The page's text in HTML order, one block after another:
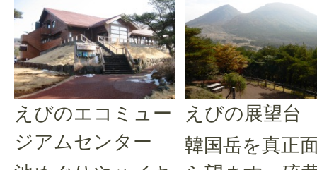
えびのエコミュー
ジアムセンター
えびの展望台
韓国岳を真正